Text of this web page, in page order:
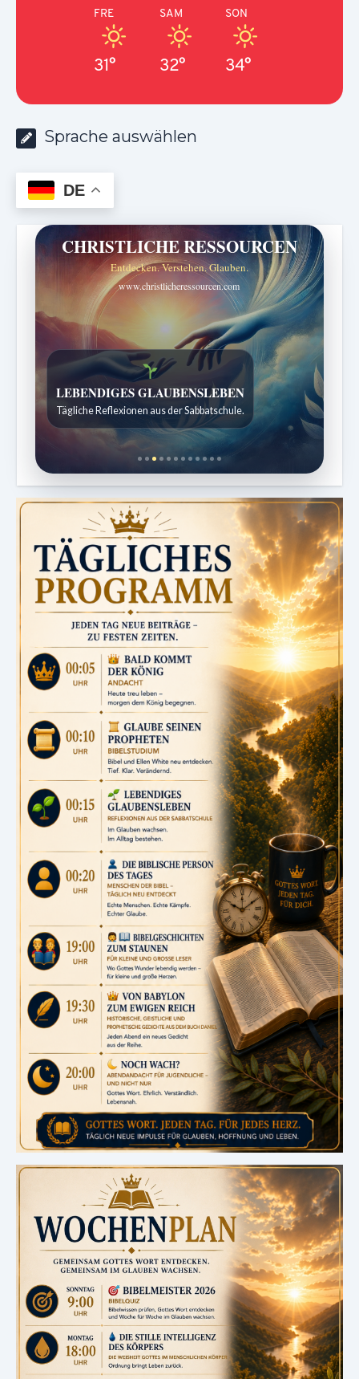
FRE
31°
SAM
32°
SON
34°
Sprache auswählen
DE
CHRISTLICHE RESSOURCEN
Entdecken. Verstehen. Glauben.
www.christlicheressourcen.com
Bibelgeschichten zum Staunen
Kindergeschichten für 7 bis 12 Jahre.